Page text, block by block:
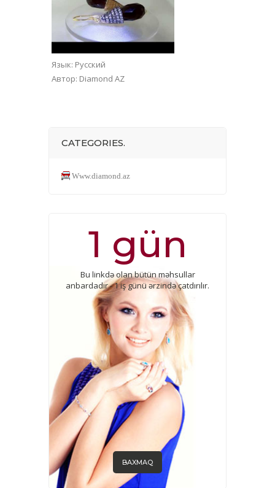
Язык: Русский
Автор: Diamond AZ
CATEGORIES.
Www.diamond.az
1 gün
Bu linkdə olan bütün məhsullar
anbardadır - 1 iş günü ərzində çatdırılır.
BAXMAQ